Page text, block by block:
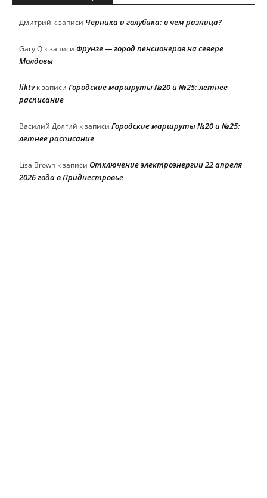
Дмитрий к записи Черника и голубика: в чем разница?
Gary Q к записи Фрунзе — город пенсионеров на севере
Молдовы
liktvк записи Городские маршруты №20 и №25: летнее
расписание
Василий Долгий к записи Городские маршруты №20 и №25:
летнее расписание
Lisa Brown к записи Отключение электроэнергии 22 апреля
2026 года в Приднестровье